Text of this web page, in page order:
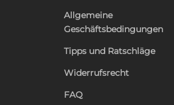
Allgemeine
Geschäftsbedingungen
Tipps und Ratschläge
Widerrufsrecht
FAQ